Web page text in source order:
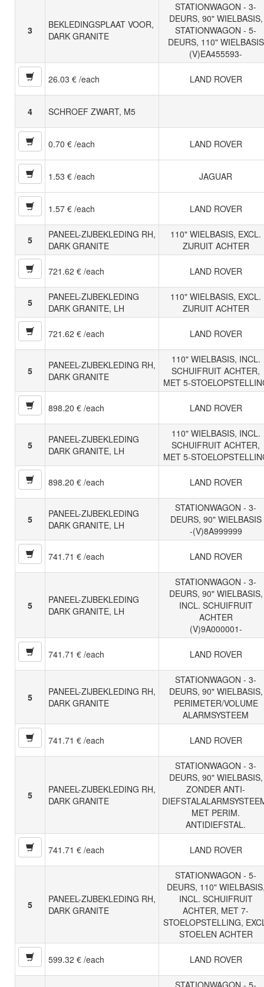
3
BEKLEDINGSPLAAT VOOR,
DARK GRANITE
STATIONWAGON - 3-
DEURS, 90" WIELBASIS,
STATIONWAGON - 5-
DEURS, 110" WIELBASIS
(V)EA455593-
26.03 € /each LAND ROVER
4 SCHROEF ZWART, M5
0.70 € /each LAND ROVER
1.53 € /each JAGUAR
1.57 € /each LAND ROVER
5
PANEEL-ZIJBEKLEDING RH,
DARK GRANITE
110" WIELBASIS, EXCL.
ZIJRUIT ACHTER
721.62 € /each LAND ROVER
5
PANEEL-ZIJBEKLEDING
DARK GRANITE, LH
110" WIELBASIS, EXCL.
ZIJRUIT ACHTER
721.62 € /each LAND ROVER
5
PANEEL-ZIJBEKLEDING RH,
DARK GRANITE
110" WIELBASIS, INCL.
SCHUIFRUIT ACHTER,
MET 5-
898.20 € /each LAND ROVER
5
PANEEL-ZIJBEKLEDING
DARK GRANITE, LH
110" WIELBASIS, INCL.
SCHUIFRUIT ACHTER,
MET 5-
898.20 € /each LAND ROVER
5
PANEEL-ZIJBEKLEDING
DARK GRANITE, LH
STATIONWAGON - 3-
DEURS, 90" WIELBASIS
-(V)8A999999
741.71 € /each LAND ROVER
5
PANEEL-ZIJBEKLEDING
DARK GRANITE, LH
STATIONWAGON - 3-
DEURS, 90" WIELBASIS,
INCL. SCHUIFRUIT
ACHTER
(V)9A000001-
741.71 € /each LAND ROVER
5
PANEEL-ZIJBEKLEDING RH,
DARK GRANITE
STATIONWAGON - 3-
DEURS, 90" WIELBASIS,
PERIMETER/VOLUME
ALARMSYSTEEM
741.71 € /each LAND ROVER
5
PANEEL-ZIJBEKLEDING RH,
DARK GRANITE
STATIONWAGON - 3-
DEURS, 90" WIELBASIS,
ZONDER ANTI-
MET PERIM.
ANTIDIEFSTAL.
741.71 € /each LAND ROVER
5
PANEEL-ZIJBEKLEDING RH,
DARK GRANITE
STATIONWAGON - 5-
DEURS, 110"
INCL. SCHUIFRUIT
ACHTER, MET 7-
STOELOPSTELLING,
STOELEN ACHTER
599.32 € /each LAND ROVER